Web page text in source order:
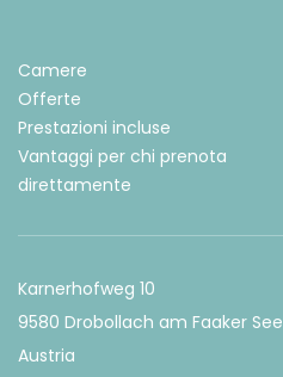
Camere
Offerte
Prestazioni incluse
Vantaggi per chi prenota
direttamente
Karnerhofweg 10
9580 Drobollach am Faaker See
Austria